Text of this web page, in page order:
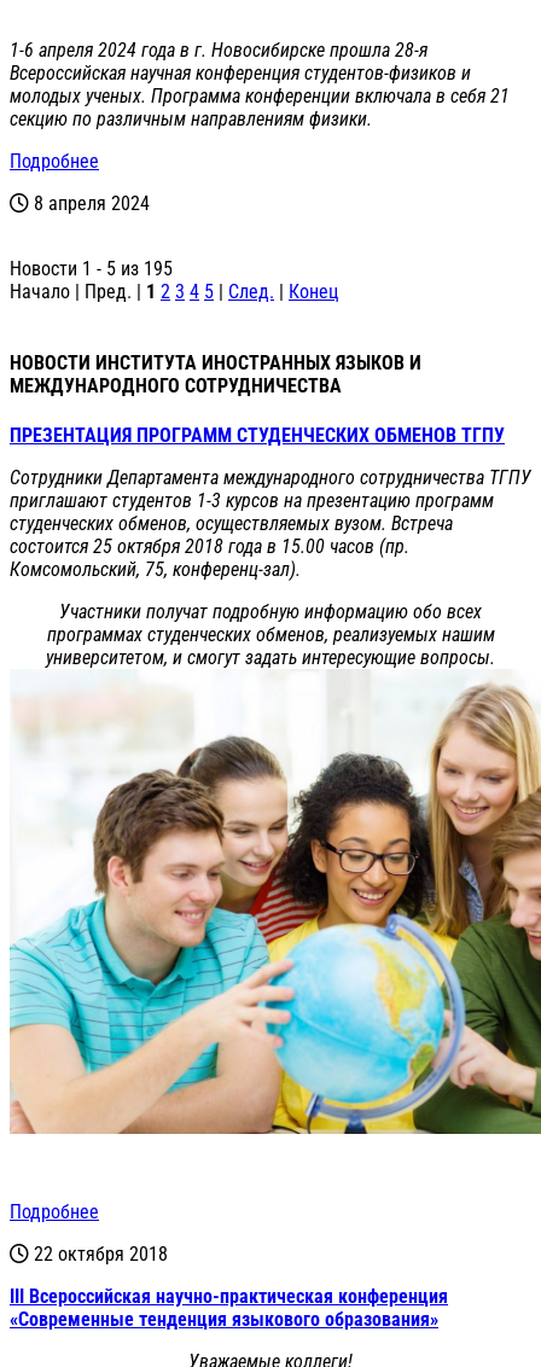
1-6 апреля 2024 года в г. Новосибирске прошла 28-я
Всероссийская научная конференция студентов-физиков и
молодых ученых. Программа конференции включала в себя 21
секцию по различным направлениям физики.
Подробнее
8 апреля 2024
Новости 1 - 5 из 195
Начало | Пред. | 1 2 3 4 5 | След. | Конец
НОВОСТИ ИНСТИТУТА ИНОСТРАННЫХ ЯЗЫКОВ И
МЕЖДУНАРОДНОГО СОТРУДНИЧЕСТВА
ПРЕЗЕНТАЦИЯ ПРОГРАММ СТУДЕНЧЕСКИХ ОБМЕНОВ ТГПУ
Сотрудники Департамента международного сотрудничества ТГПУ
приглашают студентов 1-3 курсов на презентацию программ
студенческих обменов, осуществляемых вузом. Встреча
состоится 25 октября 2018 года в 15.00 часов (пр.
Комсомольский, 75, конференц-зал).
Участники получат подробную информацию обо всех
программах студенческих обменов, реализуемых нашим
университетом, и смогут задать интересующие вопросы.
Подробнее
22 октября 2018
III Всероссийская научно-практическая конференция
«Современные тенденция языкового образования»
Уважаемые коллеги!